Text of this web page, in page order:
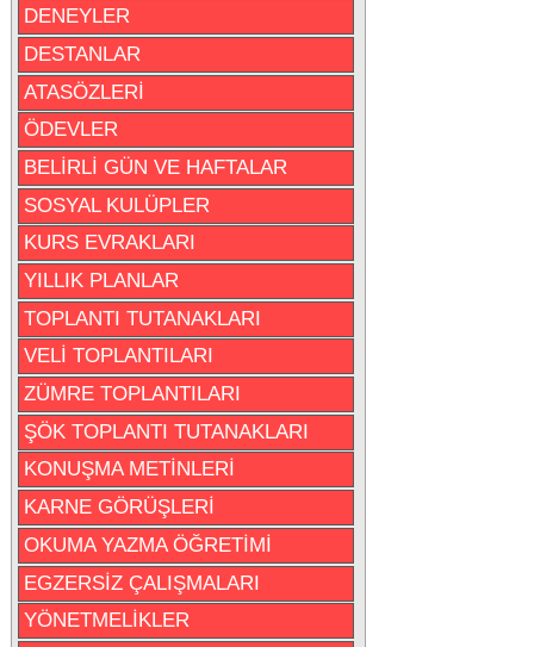
DENEYLER
DESTANLAR
ATASÖZLERİ
ÖDEVLER
BELİRLİ GÜN VE HAFTALAR
SOSYAL KULÜPLER
KURS EVRAKLARI
YILLIK PLANLAR
TOPLANTI TUTANAKLARI
VELİ TOPLANTILARI
ZÜMRE TOPLANTILARI
ŞÖK TOPLANTI TUTANAKLARI
KONUŞMA METİNLERİ
KARNE GÖRÜŞLERİ
OKUMA YAZMA ÖĞRETİMİ
EGZERSİZ ÇALIŞMALARI
YÖNETMELİKLER